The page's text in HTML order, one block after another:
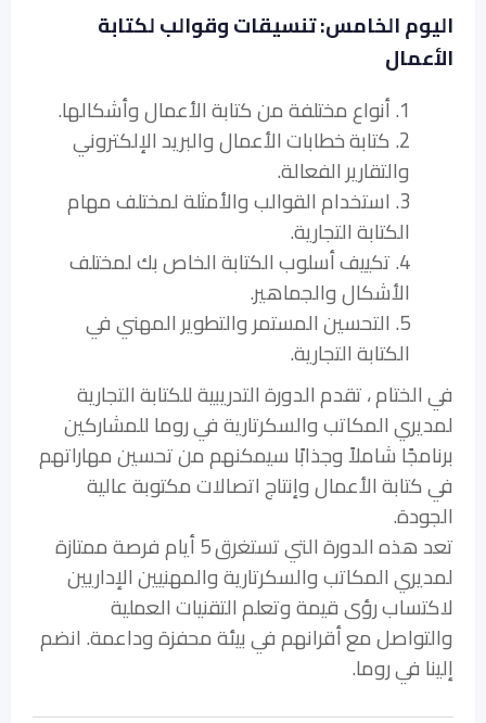
اليوم الخامس: تنسيقات وقوالب لكتابة
الأعمال
1. أنواع مختلفة من كتابة الأعمال وأشكالها.
2. كتابة خطابات الأعمال والبريد الإلكتروني
والتقارير الفعالة.
3. استخدام القوالب والأمثلة لمختلف مهام
الكتابة التجارية.
4. تكييف أسلوب الكتابة الخاص بك لمختلف
الأشكال والجماهير.
5. التحسين المستمر والتطوير المهني في
الكتابة التجارية.
في الختام ، تقدم الدورة التدريبية للكتابة التجارية
لمديري المكاتب والسكرتارية في روما للمشاركين
برنامجًا شاملاً وجذابًا سيمكنهم من تحسين مهاراتهم
في كتابة الأعمال وإنتاج اتصالات مكتوبة عالية
الجودة.
تعد هذه الدورة التي تستغرق 5 أيام فرصة ممتازة
لمديري المكاتب والسكرتارية والمهنيين الإداريين
لاكتساب رؤى قيمة وتعلم التقنيات العملية
والتواصل مع أقرانهم في بيئة محفزة وداعمة. انضم
إلينا في روما.